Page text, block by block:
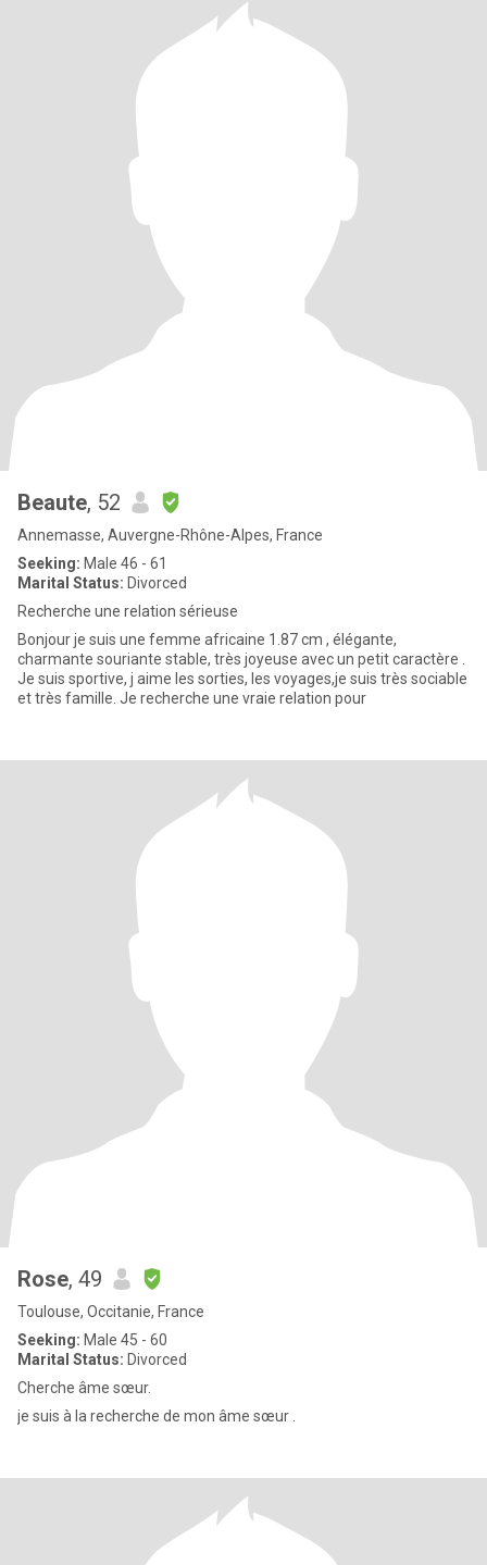
Beaute, 52
Annemasse, Auvergne-Rhône-Alpes, France
Seeking: Male 46 - 61
Marital Status: Divorced
Recherche une relation sérieuse
Bonjour je suis une femme africaine 1.87 cm , élégante,
charmante souriante stable, très joyeuse avec un petit caractère .
Je suis sportive, j aime les sorties, les voyages,je suis très sociable
et très famille. Je recherche une vraie relation pour
Rose, 49
Toulouse, Occitanie, France
Seeking: Male 45 - 60
Marital Status: Divorced
Cherche âme sœur.
je suis à la recherche de mon âme sœur .